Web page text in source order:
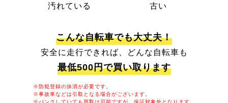
汚れている 古い
こんな自転車でも大丈夫！
安全に走行できれば、どんな自転車も
最低500円で買い取ります
※防犯登録の抹消が必要です。
※事故車などは引取となる場合がございます。
※パンクしていても買取は可能ですが、保証対象外となります。